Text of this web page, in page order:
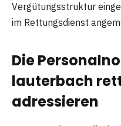
Vergütungsstruktur
im Rettungsdienst
Die
lauterbach
adressieren